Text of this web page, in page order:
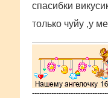
б
е
и
спасибки
только чуйу ,у